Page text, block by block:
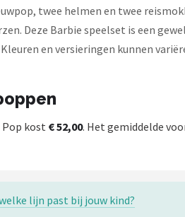
twee helmen en twee
Deze Barbie speelset is een
en versieringen kunnen
kost € 52,00. Het gemiddelde
lijn past bij jouw kind?